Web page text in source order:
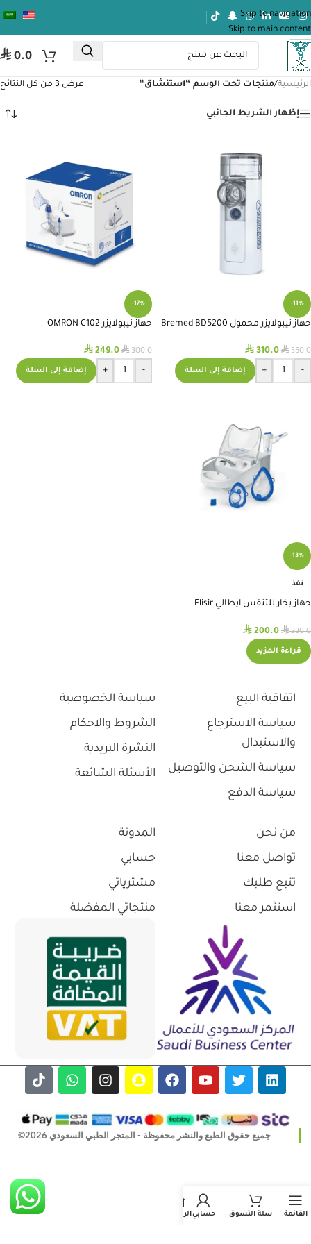
Skip to navigation
Skip to main content
⃁ 0.0
الرئيسية/منتجات تحت الوسم “استنشاق” عرض ⁦3⁩ من كل النتائج
إظهار الشريط الجانبي
-11%
جهاز نيبولايزر محمول Bremed BD5200
⃁350.0
⃁ 310.0
-
+ إضافة إلى السلة
-17%
جهاز نيبولايزر OMRON C102
⃁300.0
⃁ 249.0
-
+ إضافة إلى السلة
-13%
نفذ
جهاز بخار للتنفس ايطالي Elisir
⃁230.0
⃁ 200.0
قراءة المزيد
اتفاقية البيع
سياسة الاسترجاع
والاستبدال
سياسة الشحن والتوصيل
سياسة الدفع
سياسة الخصوصية
الشروط والاحكام
النشرة البريدية
الأسئلة الشائعة
من نحن
تواصل معنا
تتبع طلبك
استثمر معنا
المدونة
حسابي
مشترياتي
منتجاتي المفضلة
جميع حقوق الطبع والنشر محفوظة - المتجر الطبي السعودي 2026©
القائمة سلة التسوق حسابيالرئيسية